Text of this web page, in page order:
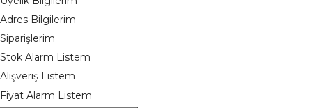
Adres Bilgilerim
Siparişlerim
Stok Alarm Listem
Alışveriş Listem
Fiyat Alarm Listem